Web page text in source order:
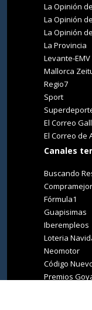
La Opinión
La Opinión
La Opinión
La Provincia
Levante-EMV
Mallorca
Regio7
Sport
El Correo
El Correo de
Canales
Buscando
Compramejor
Fórmula1
Guapisimas
Iberempleos
Loteria
Neomotor
Código
Premios